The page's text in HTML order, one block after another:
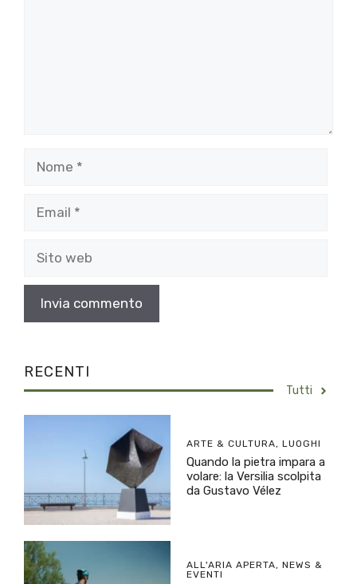
RECENTI
Tutti
ARTE & CULTURA, LUOGHI
Quando la pietra impara a
volare: la Versilia scolpita
da Gustavo Vélez
ALL'ARIA APERTA, NEWS &
EVENTI